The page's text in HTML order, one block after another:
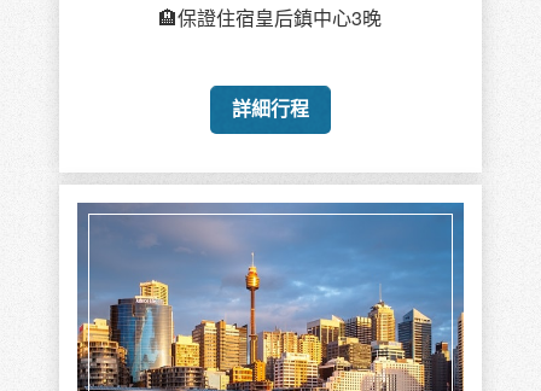
🏨保證住宿皇后鎮中心3晚
詳細行程